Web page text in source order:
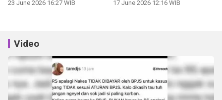
23 June 2026 16:27 WIB 17 June 2026 12:16 WIB
Video